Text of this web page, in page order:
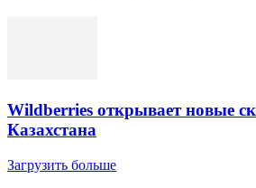
Wildberries открывает новые
Казахстана
Загрузить больше